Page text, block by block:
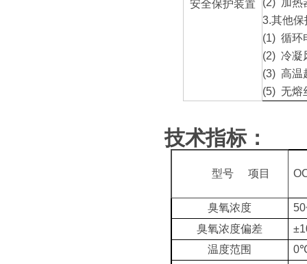
安全保护装置
(2) 加热
3.其他保
(1) 循环
(2) 冷凝
(3) 高温
(5) 无熔
技术指标：
型号 项目
臭氧浓度
臭氧浓度偏差
温度范围